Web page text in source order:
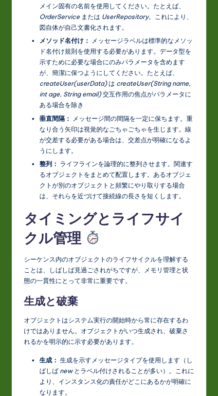
メイン固有の名前を使用してください。たとえば、
OrderService または UserRepository。これにより、
図自体が自己文書化されます。
メソッド名付け：
メッセージラベルは標準的なメソッ
ド名付け規則を使用する必要があります。データ型を
示すために必要な場合にのみパラメータを含めます
が、簡潔に保つようにしてください。たとえば、
createUser(userData)は createUser(String name,
int age, String email)交互作用の焦点がパラメータに
ある場合を除き
垂直間隔：
メッセージ間の間隔を一定に保ちます。重
なり合う矢印は視覚的なごちゃごちゃを生じます。線
が交差する必要がある場合は、交差点が明確になるよ
うにします。
整列： ライフラインを論理的に整列させます。関連す
るオブジェクトをまとめて配置します。あるオブジェ
クトが別のオブジェクトと頻繁にやり取りする場合
は、それらを近づけて接続線の長さを短くします。
タイミングとライフサイ
クル管理
シーケンス内のオブジェクトのライフサイクルを理解する
ことは、しばしば見過ごされがちですが、メモリ管理と状
態の一貫性にとって非常に重要です。
生成と破棄
オブジェクトはシステム実行の開始時から常に存在するわ
けではありません。オブジェクトがいつ生成され、破棄さ
れるかを明示的に示す必要があります。
生成： 生成を示すメッセージタイプを使用します（し
ばしば newとラベル付けされることが多い）。これに
より、インスタンス化の責任がどこにあるかが明確に
なります。